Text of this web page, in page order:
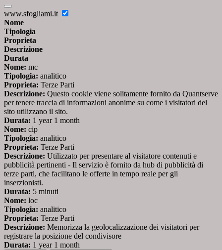
www.sfogliami.it
Nome
Tipologia
Proprieta
Descrizione
Durata
Nome: mc
Tipologia: analitico
Proprieta: Terze Parti
Descrizione: Questo cookie viene solitamente fornito da Quantserve
per tenere traccia di informazioni anonime su come i visitatori del
sito utilizzano il sito.
Durata: 1 year 1 month
Nome: cip
Tipologia: analitico
Proprieta: Terze Parti
Descrizione: Utilizzato per presentare al visitatore contenuti e
pubblicità pertinenti - Il servizio è fornito da hub di pubblicità di
terze parti, che facilitano le offerte in tempo reale per gli
inserzionisti.
Durata: 5 minuti
Nome: loc
Tipologia: analitico
Proprieta: Terze Parti
Descrizione: Memorizza la geolocalizzazione dei visitatori per
registrare la posizione del condivisore
Durata: 1 year 1 month